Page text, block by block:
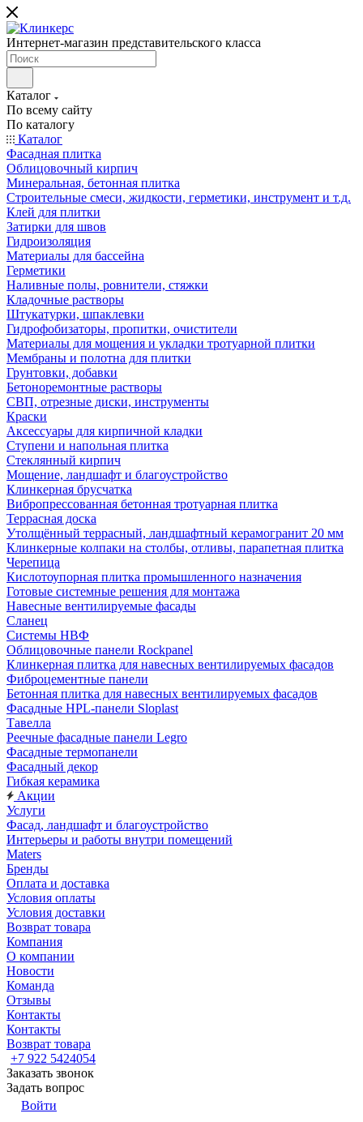
Интернет-магазин представительского класса
Каталог
По всему сайту
По каталогу
Каталог
Фасадная плитка
Облицовочный кирпич
Минеральная, бетонная плитка
Строительные смеси, жидкости, герметики, инструмент и т.д.
Клей для плитки
Затирки для швов
Гидроизоляция
Материалы для бассейна
Герметики
Наливные полы, ровнители, стяжки
Кладочные растворы
Штукатурки, шпаклевки
Гидрофобизаторы, пропитки, очистители
Материалы для мощения и укладки тротуарной плитки
Мембраны и полотна для плитки
Грунтовки, добавки
Бетоноремонтные растворы
СВП, отрезные диски, инструменты
Краски
Аксессуары для кирпичной кладки
Ступени и напольная плитка
Cтеклянный кирпич
Мощение, ландшафт и благоустройство
Клинкерная брусчатка
Вибропрессованная бетонная тротуарная плитка
Террасная доска
Утолщённый террасный, ландшафтный керамогранит 20 мм
Клинкерные колпаки на столбы, отливы, парапетная плитка
Черепица
Кислотоупорная плитка промышленного назначения
Готовые системные решения для монтажа
Навесные вентилируемые фасады
Сланец
Системы НВФ
Облицовочные панели Rockpanel
Клинкерная плитка для навесных вентилируемых фасадов
Фиброцементные панели
Бетонная плитка для навесных вентилируемых фасадов
Фасадные HPL-панели Sloplast
Тавелла
Реечные фасадные панели Legro
Фасадные термопанели
Фасадный декор
Гибкая керамика
Акции
Услуги
Фасад, ландшафт и благоустройство
Интерьеры и работы внутри помещений
Maters
Бренды
Оплата и доставка
Условия оплаты
Условия доставки
Возврат товара
Компания
О компании
Новости
Команда
Отзывы
Контакты
Контакты
Возврат товара
+7 922 5424054
Заказать звонок
Задать вопрос
Войти